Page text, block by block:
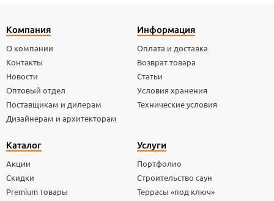
Компания
О компании
Контакты
Новости
Оптовый отдел
Поставщикам и дилерам
Дизайнерам и архитекторам
Информация
Оплата и доставка
Возврат товара
Статьи
Условия хранения
Технические условия
Каталог
Акции
Скидки
Premium товары
Услуги
Портфолио
Строительство саун
Террасы «под ключ»